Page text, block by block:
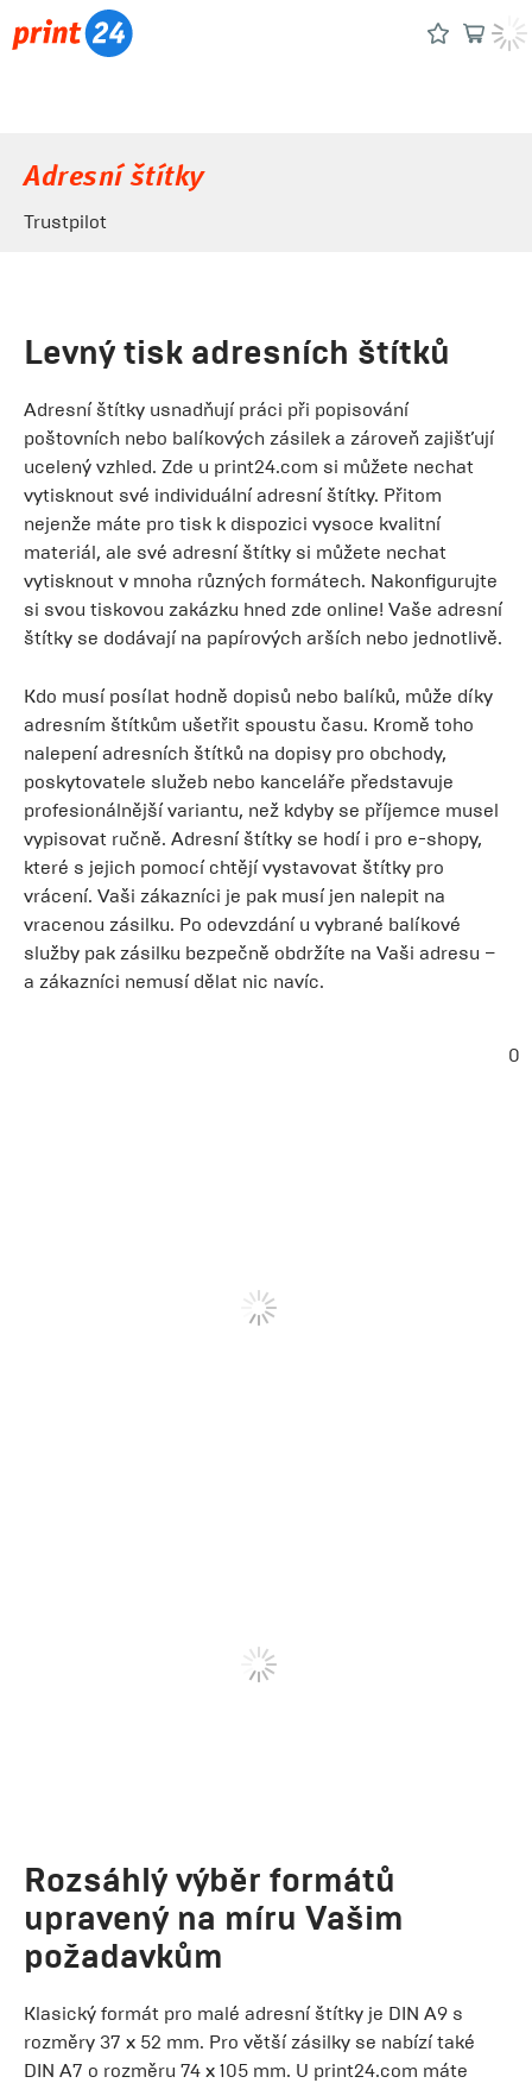
Adresní štítky
Trustpilot
Levný tisk adresních štítků
Adresní štítky usnadňují práci při popisování
poštovních nebo balíkových zásilek a zároveň zajišťují
ucelený vzhled. Zde u print24.com si můžete nechat
vytisknout své individuální adresní štítky. Přitom
nejenže máte pro tisk k dispozici vysoce kvalitní
materiál, ale své adresní štítky si můžete nechat
vytisknout v mnoha různých formátech. Nakonfigurujte
si svou tiskovou zakázku hned zde online! Vaše adresní
štítky se dodávají na papírových arších nebo jednotlivě.
Kdo musí posílat hodně dopisů nebo balíků, může díky
adresním štítkům ušetřit spoustu času. Kromě toho
nalepení adresních štítků na dopisy pro obchody,
poskytovatele služeb nebo kanceláře představuje
profesionálnější variantu, než kdyby se příjemce musel
vypisovat ručně. Adresní štítky se hodí i pro e-shopy,
které s jejich pomocí chtějí vystavovat štítky pro
vrácení. Vaši zákazníci je pak musí jen nalepit na
vracenou zásilku. Po odevzdání u vybrané balíkové
služby pak zásilku bezpečně obdržíte na Vaši adresu –
a zákazníci nemusí dělat nic navíc.
0
Rozsáhlý výběr formátů
upravený na míru Vašim
požadavkům
Klasický formát pro malé adresní štítky je DIN A9 s
rozměry 37 x 52 mm. Pro větší zásilky se nabízí také
DIN A7 o rozměru 74 x 105 mm. U print24.com máte